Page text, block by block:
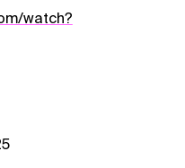
watch?